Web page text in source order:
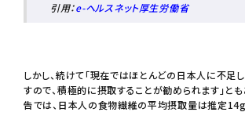
引用：e-ヘルスネット厚生労働省
しかし、続けて「現在ではほとんどの日本人に不足
すので、積極的に摂取することが勧められます」と
告では、日本人の食物繊維の平均摂取量は推定14g